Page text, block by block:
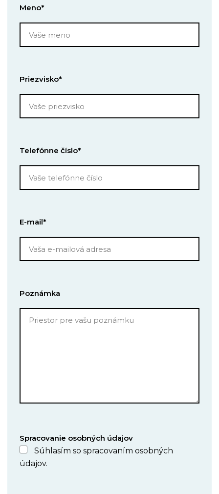
Meno*
Priezvisko*
Telefónne číslo*
E-mail*
Poznámka
Spracovanie osobných údajov
Súhlasím so spracovaním osobných
údajov.